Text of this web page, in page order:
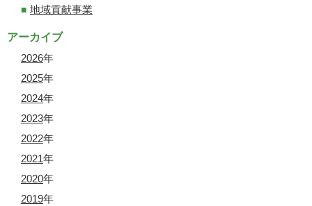
地域貢献事業
アーカイブ
2026年
2025年
2024年
2023年
2022年
2021年
2020年
2019年